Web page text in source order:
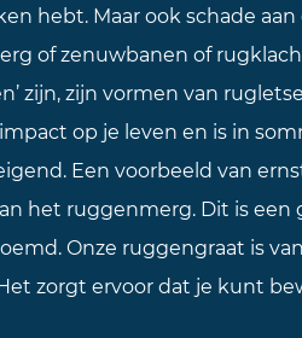
hebt. Maar ook schade aan
of zenuwbanen of
zijn, zijn vormen van
op je leven en is in
Een voorbeeld van
het ruggenmerg. Dit is een
Onze ruggengraat is
zorgt ervoor dat je kunt